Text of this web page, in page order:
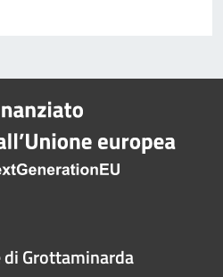
di Grottaminarda